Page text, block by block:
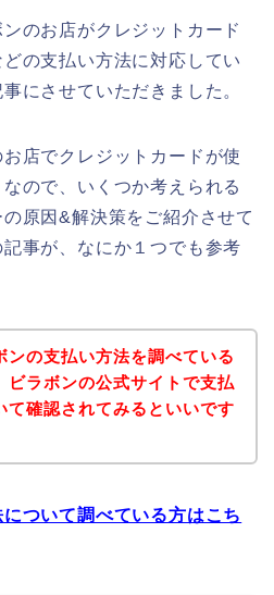
のお店がクレジットカード
の支払い方法に対応してい
にさせていただきました。
店でクレジットカードが使
ので、いくつか考えられる
原因&解決策をご紹介させて
事が、なにか１つでも参考
ンの支払い方法を調べている
ビラボンの公式サイトで支払
て確認されてみるといいです
ついて調べている方はこち